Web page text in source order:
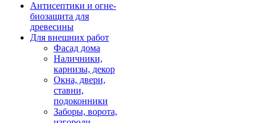
Антисептики и огне-
биозащита для
древесины
Для внешних работ
Фасад дома
Наличники,
карнизы, декор
Окна, двери,
ставни,
подоконники
Заборы, ворота,